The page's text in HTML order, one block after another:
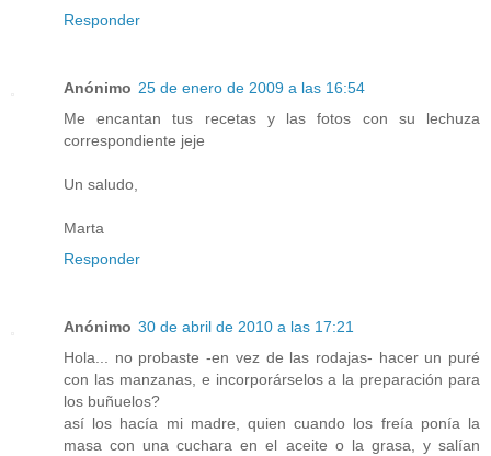
Responder
Anónimo 25 de enero de 2009 a las 16:54
Me encantan tus recetas y las fotos con su lechuza
correspondiente jeje
Un saludo,
Marta
Responder
Anónimo 30 de abril de 2010 a las 17:21
Hola... no probaste -en vez de las rodajas- hacer un puré
con las manzanas, e incorporárselos a la preparación para
los buñuelos?
así los hacía mi madre, quien cuando los freía ponía la
masa con una cuchara en el aceite o la grasa, y salían